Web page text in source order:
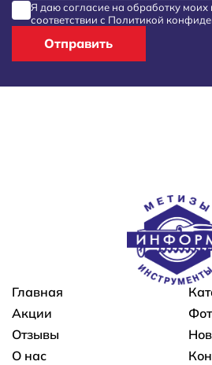
Я даю согласие на обработку моих
соответствии с Политикой
Отправить
Основная навигация
Главная
Акции
Отзывы
О нас